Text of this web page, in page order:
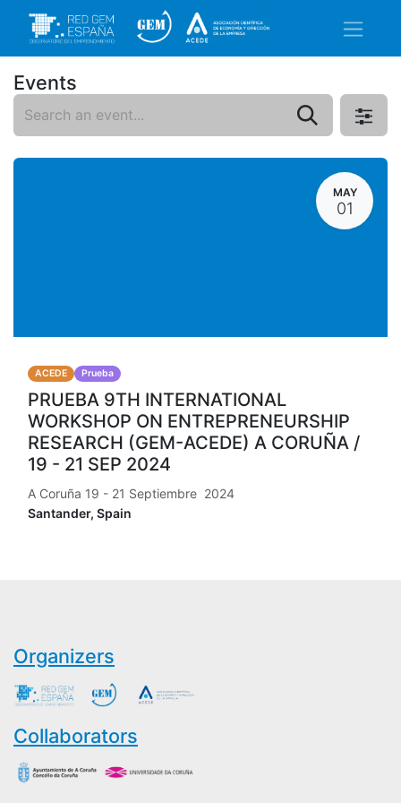
Events
MAY
01
ACEDE Prueba
PRUEBA 9TH INTERNATIONAL
WORKSHOP ON ENTREPRENEURSHIP
RESEARCH (GEM-ACEDE) A CORUÑA /
19 - 21 SEP 2024
A Coruña 19 - 21 Septiembre 2024
Santander, Spain
Organizers
Collaborators